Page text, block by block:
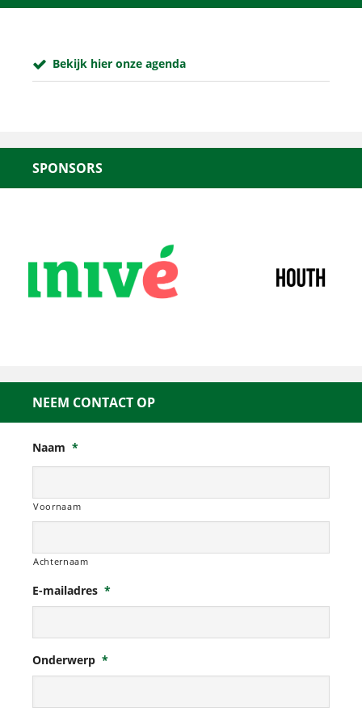
Bekijk hier onze agenda
SPONSORS
NEEM CONTACT OP
Naam *
Voornaam
Achternaam
E-mailadres *
Onderwerp *